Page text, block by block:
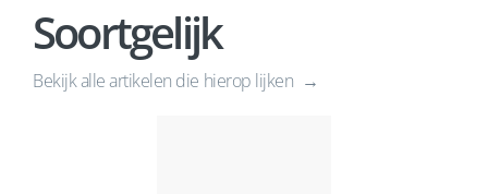
Soortgelijk
Bekijk alle artikelen die hierop lijken